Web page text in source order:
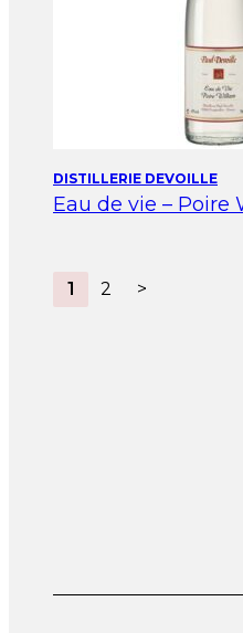
DISTILLERIE DEVOILLE
Eau de vie – Poire
1 2 >